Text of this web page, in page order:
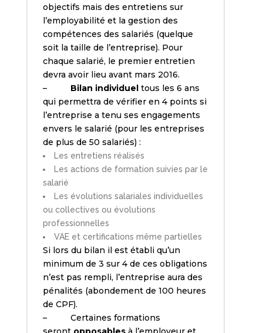
objectifs mais des entretiens sur
l’employabilité et la gestion des
compétences des salariés (quelque
soit la taille de l’entreprise). Pour
chaque salarié, le premier entretien
devra avoir lieu avant mars 2016.
–
Bilan individuel tous les 6 ans
qui permettra de vérifier en 4 points si
l’entreprise a tenu ses engagements
envers le salarié (pour les entreprises
de plus de 50 salariés) :
Les entretiens réalisés
Les actions de formation suivies par le
salarié
Les évolutions salariales individuelles
ou collectives ou évolutions
professionnelles
VAE et certifications même partielles
Si lors du bilan il est établi qu’un
minimum de 3 sur 4 de ces obligations
n’est pas rempli, l’entreprise aura des
pénalités (abondement de 100 heures
de CPF).
– Certaines formations